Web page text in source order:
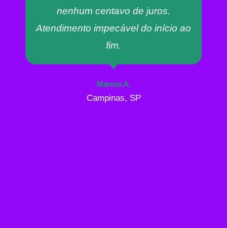
nenhum centavo de juros.
Atendimento impecável do início ao
fim.
Marcos A.
Campinas, SP